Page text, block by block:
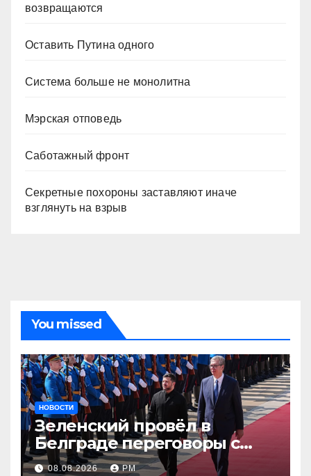
возвращаются
Оставить Путина одного
Система больше не монолитна
Мэрская отповедь
Саботажный фронт
Секретные похороны заставляют иначе
взглянуть на взрыв
You missed
НОВОСТИ
Зеленский провёл в
Белграде переговоры с
Вучичем
08.08.2026 РМ